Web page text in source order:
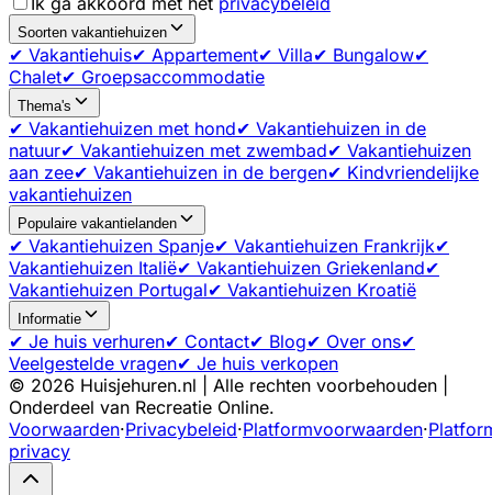
Soorten vakantiehuizen
✔ Vakantiehuis✔ Appartement✔ Villa✔ Bungalow✔
Chalet✔ Groepsaccommodatie
Thema's
✔ Vakantiehuizen met hond✔ Vakantiehuizen in de
natuur✔ Vakantiehuizen met zwembad✔ Vakantiehuizen
aan zee✔ Vakantiehuizen in de bergen✔ Kindvriendelijke
vakantiehuizen
Populaire vakantielanden
✔ Vakantiehuizen Spanje✔ Vakantiehuizen Frankrijk✔
Vakantiehuizen Italië✔ Vakantiehuizen Griekenland✔
Vakantiehuizen Portugal✔ Vakantiehuizen Kroatië
Informatie
✔ Je huis verhuren✔ Contact✔ Blog✔ Over ons✔
Veelgestelde vragen✔ Je huis verkopen
© 2026 Huisjehuren.nl | Alle rechten voorbehouden |
Onderdeel van Recreatie Online.
Voorwaarden·Privacybeleid·Platformvoorwaarden·
privacy